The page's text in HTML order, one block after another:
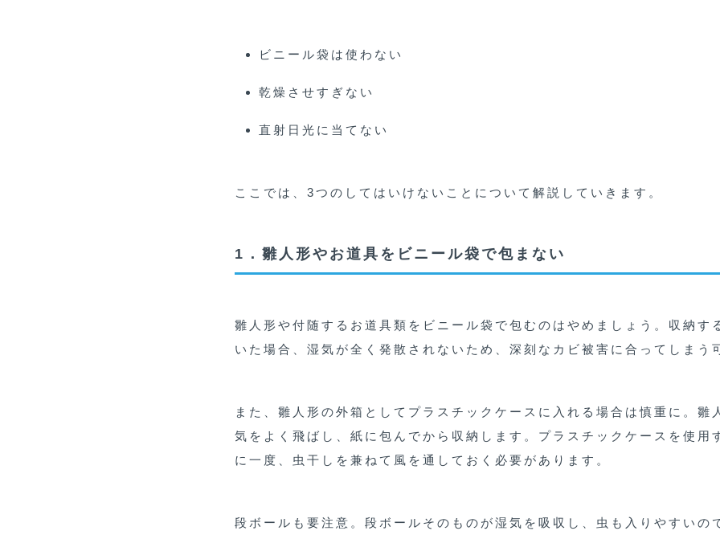
ビニール袋は使わない
乾燥させすぎない
直射日光に当てない
ここでは、3つのしてはいけないことについて解説していきます。
1．雛人形やお道具をビニール袋で包まない
雛人形や付随するお道具類をビニール袋で包むのはやめましょう。収納す
いた場合、湿気が全く発散されないため、深刻なカビ被害に合ってしまう
また、雛人形の外箱としてプラスチックケースに入れる場合は慎重に。雛
気をよく飛ばし、紙に包んでから収納します。プラスチックケースを使用
に一度、虫干しを兼ねて風を通しておく必要があります。
段ボールも要注意。段ボールそのものが湿気を吸収し、虫も入りやすいの